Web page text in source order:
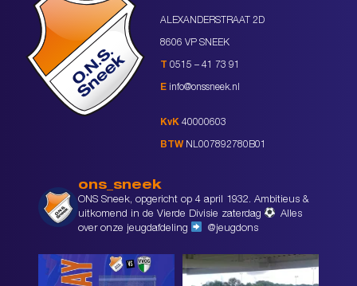
ALEXANDERSTRAAT 2D
8606 VP SNEEK
T 0515 – 41 73 91
E info@onssneek.nl
KvK 40000603
BTW NL007892780B01
ons_sneek
ONS Sneek, opgericht op 4 april 1932. Ambitieus &
uitkomend in de Vierde Divisie zaterdag
Alles
over onze jeugdafdeling
@jeugdons